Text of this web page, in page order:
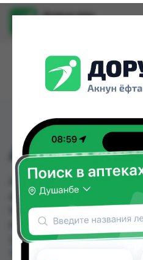
Доруи ман
АНДИПАЛ
АНДИПАЛ ТАБ №10 можно
аптеках, Аптека Нур
Мадад-57, Арча, Дору
№20, Дору Фарм №6,
2.50 TJS до 8.00 TJS в